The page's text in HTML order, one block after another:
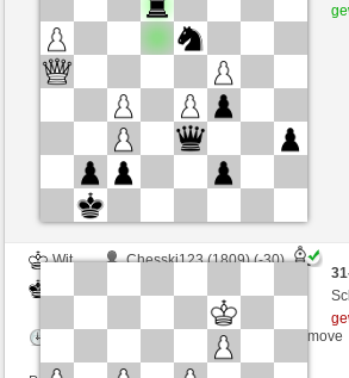
Speelduur: 6 minutes/side + 0 seconds/move
Partij telt mee voor de ranglijst
Wit
Chesski123 (1809) (-30)
Speelduur: 6 minutes/side + 0 seconds/move